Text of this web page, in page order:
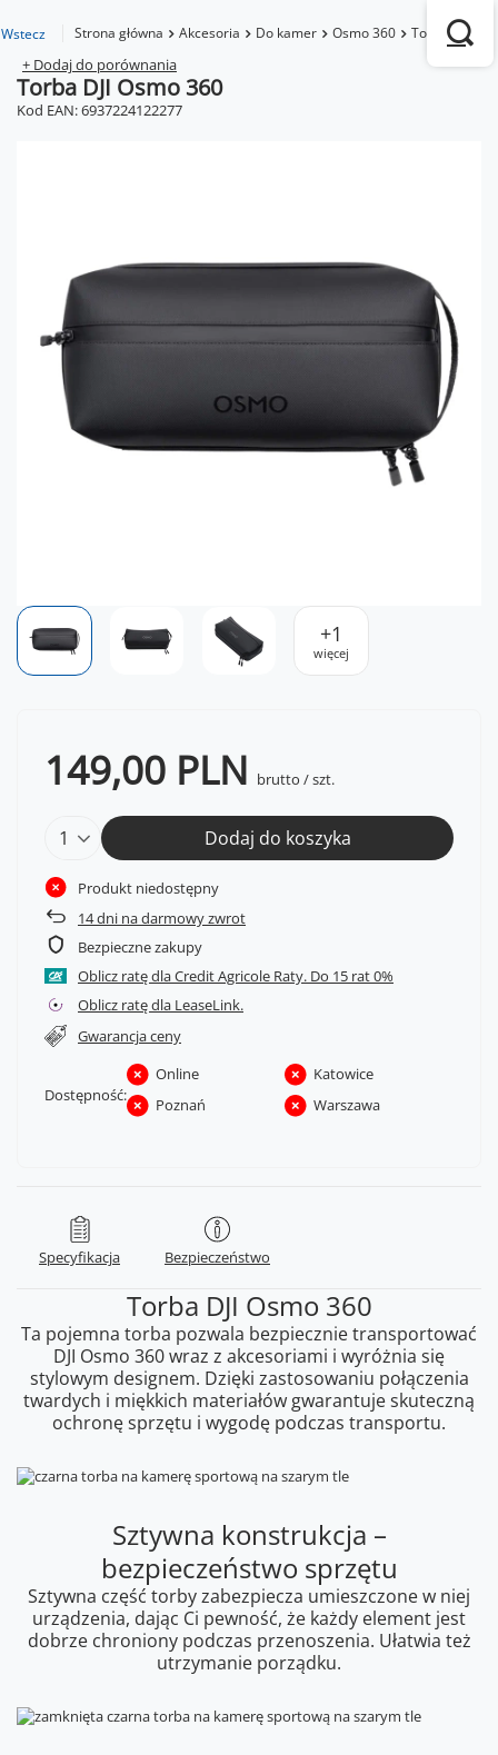
Wstecz Strona główna Akcesoria Do kamer Osmo 360 Torba DJI
+ Dodaj do porównania
Torba DJI Osmo 360
Kod EAN: 6937224122277
+1
więcej
149,00 PLN brutto /szt.
Dodaj do koszyka
Produkt niedostępny
14dni na darmowy zwrot
Bezpieczne zakupy
Oblicz ratę dla Credit Agricole Raty.
Oblicz ratę dla LeaseLink.
Gwarancja ceny
Dostępność:
Online
Katowice
Poznań
Warszawa
Specyfikacja Bezpieczeństwo
Torba DJI Osmo 360
Ta pojemna torba pozwala bezpiecznie transportować
DJI Osmo 360 wraz z akcesoriami i wyróżnia się
stylowym designem. Dzięki zastosowaniu połączenia
twardych i miękkich materiałów gwarantuje skuteczną
ochronę sprzętu i wygodę podczas transportu.
Sztywna konstrukcja –
bezpieczeństwo sprzętu
Sztywna część torby zabezpiecza umieszczone w niej
urządzenia, dając Ci pewność, że każdy element jest
dobrze chroniony podczas przenoszenia. Ułatwia też
utrzymanie porządku.